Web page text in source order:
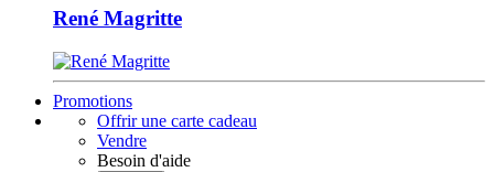
René Magritte
Promotions
Offrir une carte cadeau
Vendre
Besoin d'aide